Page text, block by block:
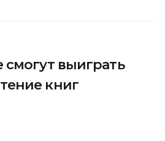
смогут выиграть
книг